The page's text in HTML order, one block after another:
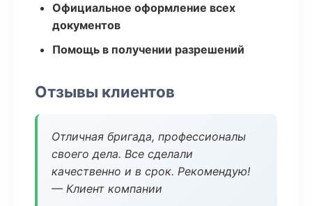
Официальное оформление всех
документов
Помощь в получении разрешений
Отзывы клиентов
Отличная бригада, профессионалы
своего дела. Все сделали
качественно и в срок. Рекомендую!
— Клиент компании